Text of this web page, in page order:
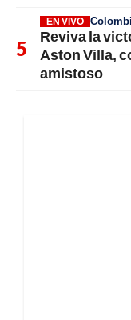
EN VIVO
Reviva la
Aston Villa,
amistoso